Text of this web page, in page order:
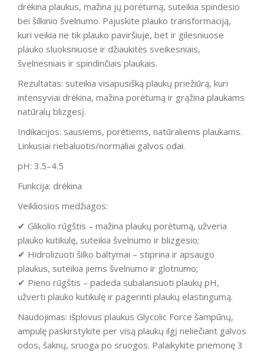
drėkina plaukus, mažina jų porėtumą, suteikia spindesio
bei šilkinio švelnumo. Pajuskite plauko transformaciją,
kuri veikia ne tik plauko paviršiuje, bet ir gilesniuose
plauko sluoksniuose ir džiaukitės sveikesniais,
švelnesniais ir spindinčiais plaukais.
Rezultatas: suteikia visapusišką plaukų priežiūrą, kuri
intensyviai drėkina, mažina porėtumą ir grąžina plaukams
natūralų blizgesį.
Indikacijos: sausiems, porėtiems, natūraliems plaukams.
Linkusiai riebaluotis/normaliai galvos odai.
pH: 3.5–4.5
Funkcija: drėkina
Veikliosios medžiagos:
✔ Glikolio rūgštis – mažina plaukų porėtumą, užveria
plauko kutikulę, suteikia švelnumo ir blizgesio;
✔ Hidrolizuoti šilko baltymai – stiprina ir apsaugo
plaukus, suteikia jiems švelnumo ir glotnumo;
✔ Pieno rūgštis – padeda subalansuoti plaukų pH,
užverti plauko kutikulę ir pagerinti plaukų elastingumą.
Naudojimas: išplovus plaukus Glycolic Force šampūnų,
ampulę paskirstykite per visą plaukų ilgį neliečiant galvos
odos, šaknų, sruoga po sruogos. Palaikykite priemonę 3